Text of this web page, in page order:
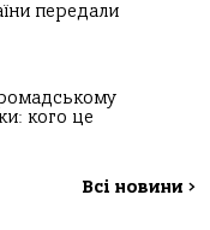
передали
кого це
Всі новини >